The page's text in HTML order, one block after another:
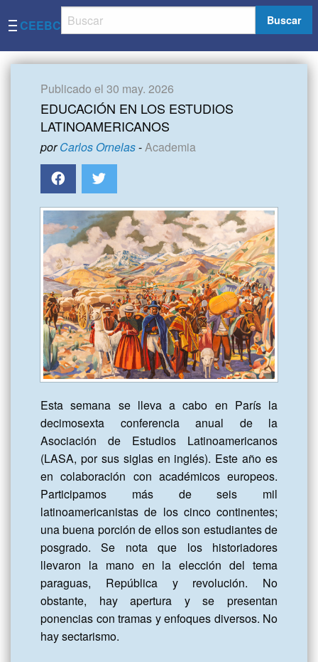
CEEBC Buscar
Publicado el 30 may. 2026
EDUCACIÓN EN LOS ESTUDIOS
LATINOAMERICANOS
porCarlos Ornelas-Academia
Esta semana se lleva a cabo en París la
decimosexta conferencia anual de la
Asociación de Estudios Latinoamericanos
(LASA, por sus siglas en inglés). Este año es
en colaboración con académicos europeos.
Participamos más de seis mil
latinoamericanistas de los cinco continentes;
una buena porción de ellos son estudiantes de
posgrado. Se nota que los historiadores
llevaron la mano en la elección del tema
paraguas, República y revolución. No
obstante, hay apertura y se presentan
ponencias con tramas y enfoques diversos. No
hay sectarismo.